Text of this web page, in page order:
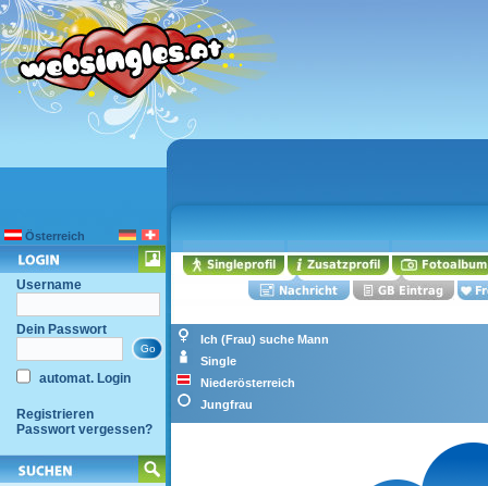
Österreich
Username
Dein Passwort
automat. Login
Registrieren
Passwort vergessen?
Ich (Frau) suche Mann
Single
Niederösterreich
Jungfrau